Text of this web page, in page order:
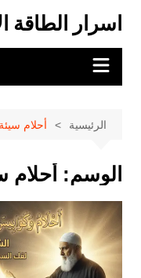
المحتوى
اسرار الطاقة
الرئيسية أحلام
الوسم: أحلام